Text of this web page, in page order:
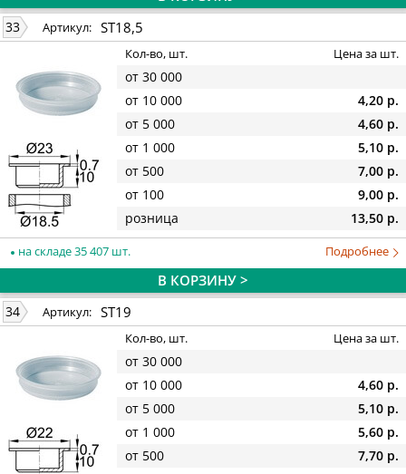
33 Артикул: ST18,5
Кол-во, шт. Цена за шт.
от 30 000
от 10 000
4,20 р.
от 5 000
4,60 р.
от 1 000
5,10 р.
от 500
7,00 р.
от 100
9,00 р.
розница
13,50 р.
на складе 35 407 шт. Подробнее
В КОРЗИНУ >
34 Артикул: ST19
Кол-во, шт. Цена за шт.
от 30 000
от 10 000
4,60 р.
от 5 000
5,10 р.
от 1 000
5,60 р.
от 500
7,70 р.